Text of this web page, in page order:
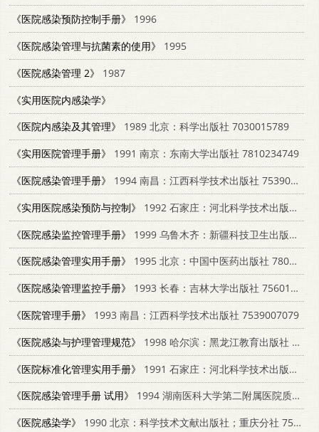
《医院感染预防控制手册》
1996
《医院感染管理与抗菌素的使用》
1995
《医院感染管理 2》
1987
《实用医院内感染学》
《医院内感染及其管理》
1989 北京：科学出版社 7030015789
《实用医院管理手册》
1991 南京：东南大学出版社 7810234749
《医院感染管理手册》
1994 南昌：江西科学技术出版社 7539008717
《实用医院感染预防与控制》
1992 石家庄：河北科学技术出版社 7537509255
《医院感染监控管理手册》
1999 乌鲁木齐：新疆科技卫生出版社 7537221359
《医院感染管理实用手册》
1995 北京：中国中医药出版社 7800894576
《医院感染管理监控手册》
1993 长春：吉林大学出版社 7560114016
《医院管理手册》
1993 南昌：江西科学技术出版社 7539007079
《医院感染与护理管理规范》
1998 哈尔滨：黑龙江教育出版社 7531633507
《医院标准化管理实用手册》
1991 石家庄：河北科学技术出版社 7537506329
《医院感染管理手册 试用》
1994 湖南医科大学第二附属医院质控科
《医院感染学》
1990 北京：科学技术文献出版社；重庆分社 7502311351